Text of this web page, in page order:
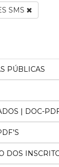
SMS
PÚBLICAS
| DOC-
DOS